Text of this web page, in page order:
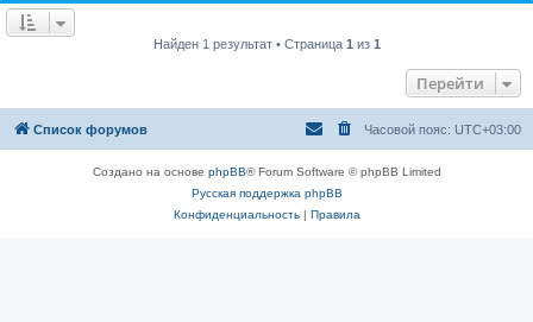
Найден 1 результат • Страница 1 из 1
Перейти
Список форумов Часовой пояс: UTC+03:00
Создано на основе phpBB® Forum Software © phpBB Limited
Русская поддержка phpBB
Конфиденциальность| Правила